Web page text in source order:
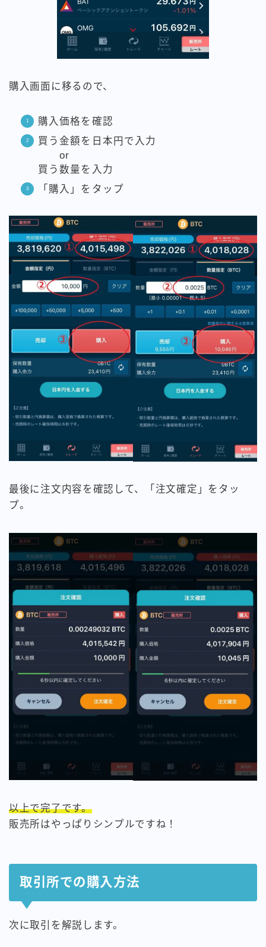
購入画面に移るので、
購入価格を確認
買う金額を日本円で入力
or
買う数量を入力
「購入」をタップ
最後に注文内容を確認して、「注文確定」をタッ
プ。
以上で完了です。
販売所はやっぱりシンプルですね！
取引所での購入方法
次に取引を解説します。